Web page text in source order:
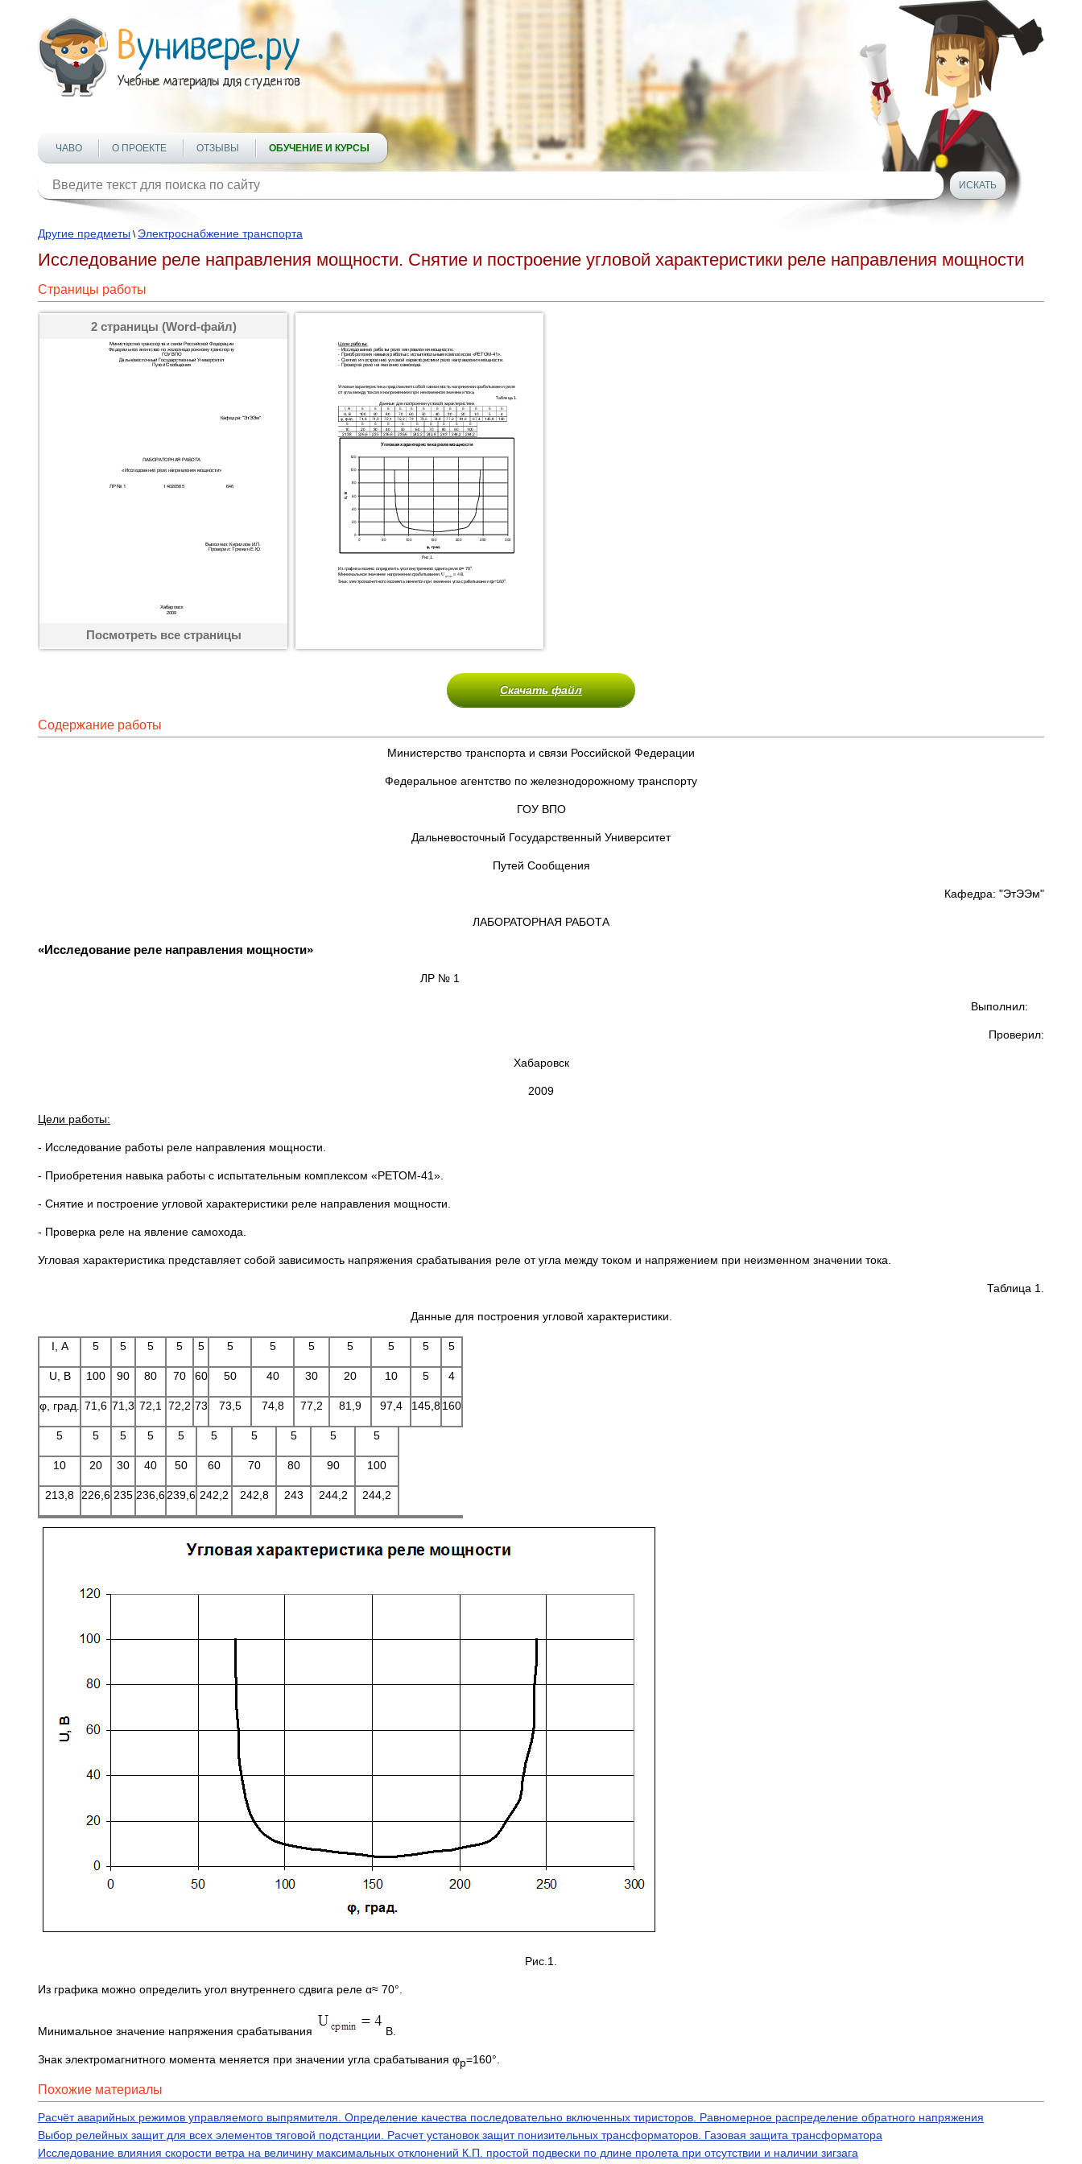
ЧАВО О ПРОЕКТЕ ОТЗЫВЫ ОБУЧЕНИЕ И КУРСЫ
Другие предметы \ Электроснабжение транспорта
Исследование реле направления мощности. Снятие и построение угловой характеристики реле направления мощности
Страницы работы
2 страницы (Word-файл)
Посмотреть все страницы
Скачать файл
Содержание работы
Министерство транспорта и связи Российской Федерации
Федеральное агентство по железнодорожному транспорту
ГОУ ВПО
Дальневосточный Государственный Университет
Путей Сообщения
Кафедра: "ЭтЭЭм"
ЛАБОРАТОРНАЯ РАБОТА
«Исследование реле направления мощности»
ЛР № 1
Выполнил:
Проверил:
Хабаровск
2009
Цели работы:
- Исследование работы реле направления мощности.
- Приобретения навыка работы с испытательным комплексом «РЕТОМ-41».
- Снятие и построение угловой характеристики реле направления мощности.
- Проверка реле на явление самохода.
Угловая характеристика представляет собой зависимость напряжения срабатывания реле от угла между током и напряжением при неизменном значении тока.
Таблица 1.
Данные для построения угловой характеристики.
I, А 5 5 5 5 5 5 5 5 5 5 5 5
U, В 100 90 80 70 60 50 40 30 20 10 5 4
φ, град. 71,6 71,3 72,1 72,2 73 73,5 74,8 77,2 81,9 97,4 145,8160
5 5 5 5 5 5 5 5 5 5
10 20 30 40 50 60 70 80 90 100
213,8 226,6 235 236,6239,6 242,2 242,8 243 244,2 244,2
Рис.1.
Из графика можно определить угол внутреннего сдвига реле α≈ 70°.
Минимальное значение напряжения срабатывания В.
Знак электромагнитного момента меняется при значении угла срабатывания φр=160°.
Похожие материалы
Расчёт аварийных режимов управляемого выпрямителя. Определение качества последовательно включенных тиристоров. Равномерное распределение обратного напряжения
Выбор релейных защит для всех элементов тяговой подстанции. Расчет установок защит понизительных трансформаторов. Газовая защита трансформатора
Исследование влияния скорости ветра на величину максимальных отклонений К.П. простой подвески по длине пролета при отсутствии и наличии зигзага